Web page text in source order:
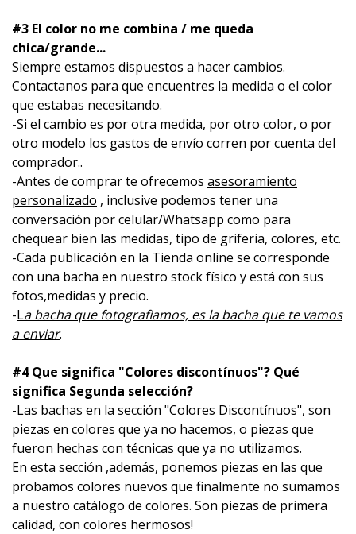
#3 El color no me combina / me queda
chica/grande...
Siempre estamos dispuestos a hacer cambios.
Contactanos para que encuentres la medida o el color
que estabas necesitando.
-Si el cambio es por otra medida, por otro color, o por
otro modelo los gastos de envío corren por cuenta del
comprador..
-Antes de comprar te ofrecemos asesoramiento
personalizado , inclusive podemos tener una
conversación por celular/Whatsapp como para
chequear bien las medidas, tipo de griferia, colores, etc.
-Cada publicación en la Tienda online se corresponde
con una bacha en nuestro stock físico y está con sus
fotos,medidas y precio.
-La bacha que fotografiamos, es la bacha que te vamos
a enviar.
#4 Que significa "Colores discontínuos"? Qué
significa Segunda selección?
-Las bachas en la sección "Colores Discontínuos", son
piezas en colores que ya no hacemos, o piezas que
fueron hechas con técnicas que ya no utilizamos.
En esta sección ,además, ponemos piezas en las que
probamos colores nuevos que finalmente no sumamos
a nuestro catálogo de colores. Son piezas de primera
calidad, con colores hermosos!